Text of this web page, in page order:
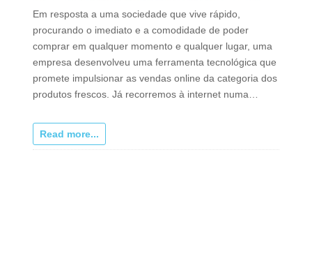
Em resposta a uma sociedade que vive rápido,
procurando o imediato e a comodidade de poder
comprar em qualquer momento e qualquer lugar, uma
empresa desenvolveu uma ferramenta tecnológica que
promete impulsionar as vendas online da categoria dos
produtos frescos. Já recorremos à internet numa…
Read more...